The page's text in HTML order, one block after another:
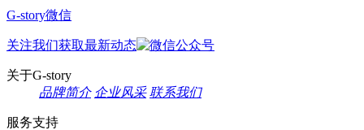
G-story微信
关注我们获取最新动态
关于G-story
品牌简介 企业风采 联系我们
服务支持